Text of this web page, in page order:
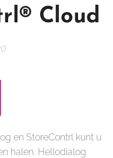
Cloud
en StoreContrl kunt u
halen. Hellodialog